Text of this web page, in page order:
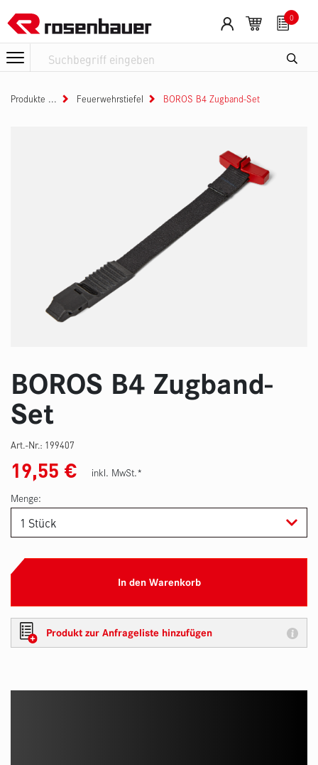
0
Produkte Feuerwehrstiefel BOROS B4 Zugband-Set
BOROS B4 Zugband-
Set
Art.-Nr.: 199407
19,55 €
inkl. MwSt.*
Menge:
In den Warenkorb
Produkt zur Anfrageliste hinzufügen